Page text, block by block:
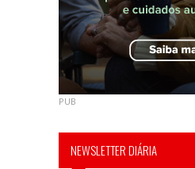
PUB
NEWSLETTER DIÁRIA